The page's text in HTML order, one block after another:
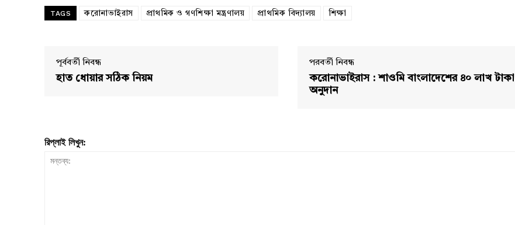
TAGS করোনাভাইরাস প্রাথমিক ও গণশিক্ষা মন্ত্রণালয় প্রাথমিক বিদ্যালয় শিক্ষা
পূর্ববর্তী নিবন্ধ
হাত ধোয়ার সঠিক নিয়ম
পরবর্তী নিবন্ধ
করোনাভাইরাস : শাওমি বাংলাদেশের ৪০ লাখ টাকা
অনুদান
রিপ্লাই লিখুন: